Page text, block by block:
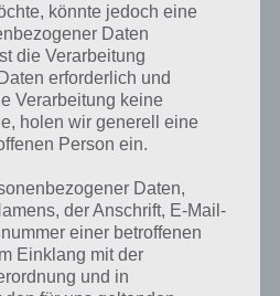
könnte jedoch eine
Daten
die Verarbeitung
erforderlich und
Verarbeitung keine
holen wir generell eine
Person ein.
Daten,
der Anschrift, E-Mail-
einer betroffenen
Einklang mit der
und in